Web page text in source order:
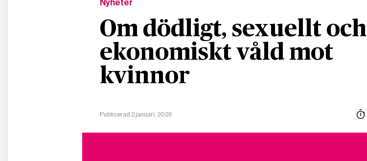
Nyheter
Om dödligt, sexuellt och
ekonomiskt våld mot
kvinnor
Publicerad 2 januari, 2026